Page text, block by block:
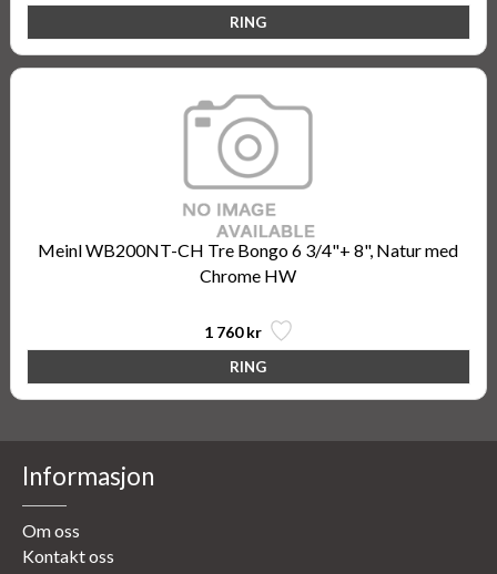
Meinl WB200NT-CH Tre Bongo 6 3/4"+ 8", Natur med
Chrome HW
1 760 kr
Informasjon
Om oss
Kontakt oss